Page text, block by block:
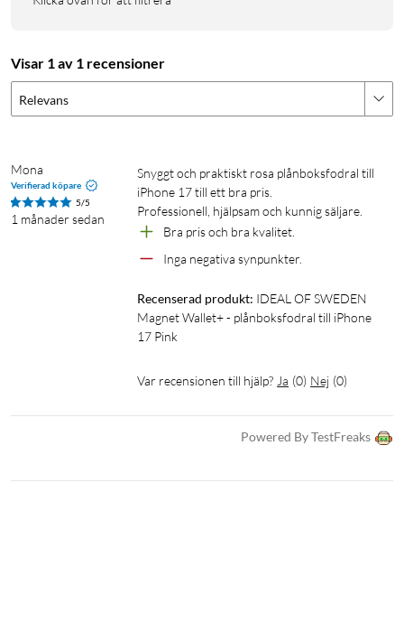
Fodermaterial: mikrofiber
Trådlös laddning: kompatibel med Ideal of Swedens trådlösa
laddare (med det inre magnetiska skalet)
Återvunna material: ja
1 × Magnet Wallet+ plånboksfodral
1 × avtagbart magnetiskt skal
Visar 1 av 1 recensioner
Relevans
Mona
Verifierad köpare
5/5
1 månader sedan
Snyggt och praktiskt rosa plånboksfodral till
iPhone 17 till ett bra pris.
Professionell, hjälpsam och kunnig säljare.
Bra pris och bra kvalitet.
Inga negativa synpunkter.
Recenserad produkt: IDEAL OF SWEDEN
Magnet Wallet+ - plånboksfodral till iPhone
17 Pink
Var recensionen till hjälp? Ja (0) Nej (0)
Powered By TestFreaks